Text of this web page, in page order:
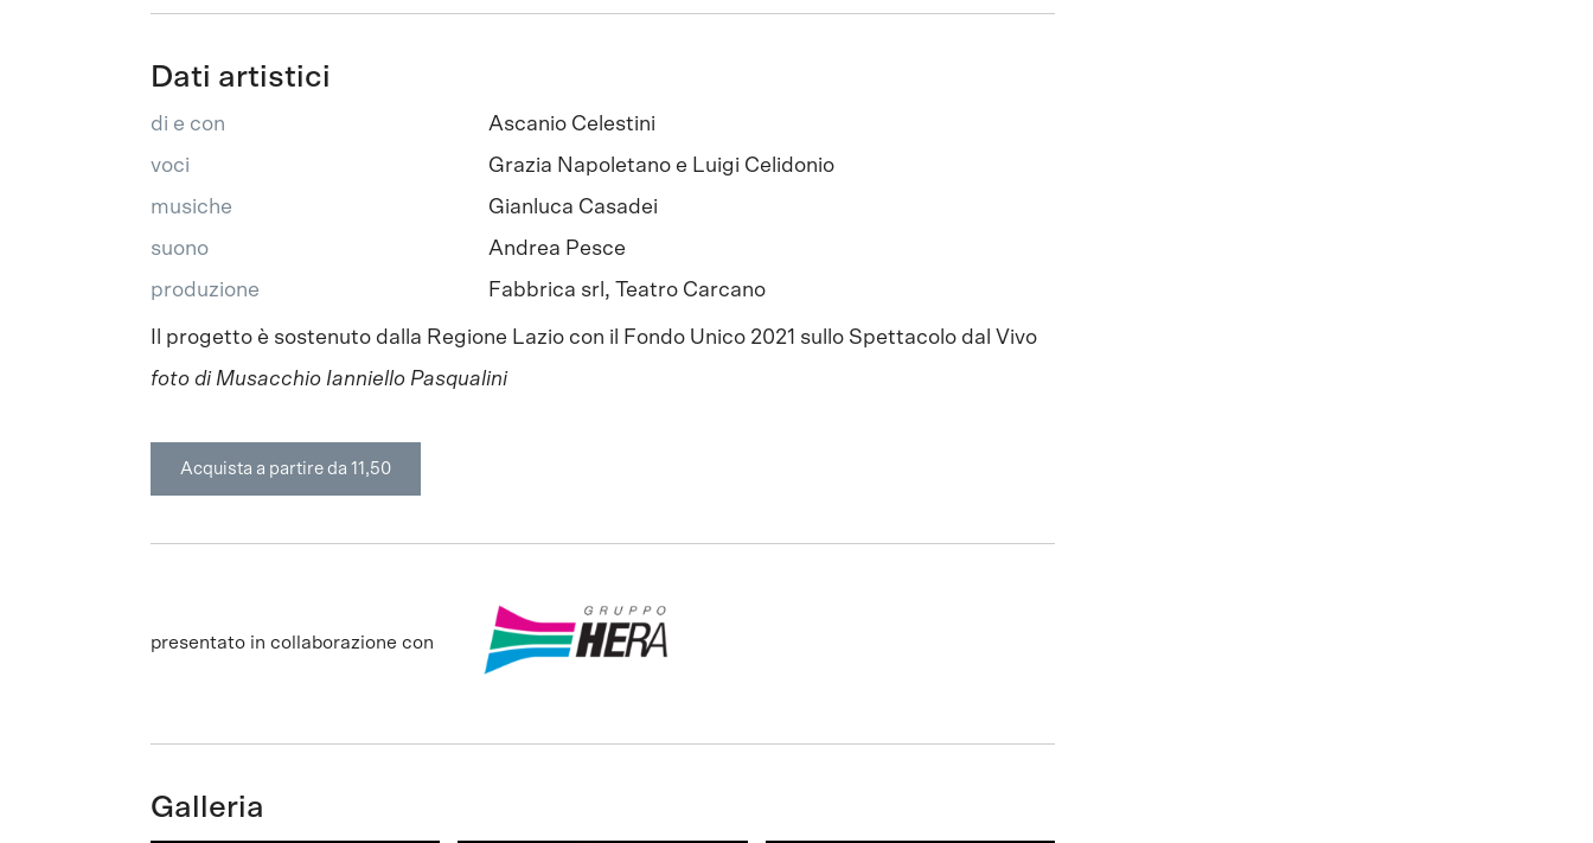
Dati artistici
di e con
Ascanio Celestini
voci
Grazia Napoletano e Luigi Celidonio
musiche
Gianluca Casadei
suono
Andrea Pesce
produzione
Fabbrica srl, Teatro Carcano
Il progetto è sostenuto dalla Regione Lazio con il Fondo Unico 2021 sullo Spettacolo dal Vivo
foto di Musacchio Ianniello Pasqualini
Acquista a partire da 11,50
presentato in collaborazione con
Galleria